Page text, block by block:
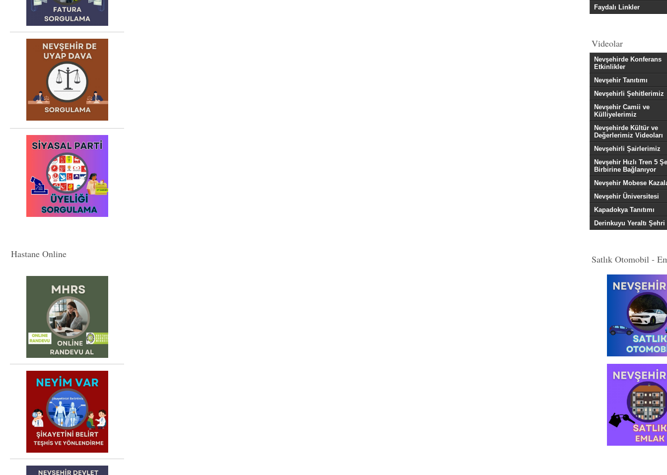
Hastane Online
Faydalı Linkler
Videolar
Nevşehirde Konferans
Etkinlikler
Nevşehir Tanıtımı
Nevşehirli Şehitlerimiz
Nevşehir Camii ve
Külliyelerimiz
Nevşehirde Kültür ve
Değerlerimiz Videoları
Nevşehirli Şairlerimiz
Nevşehir Hızlı Tren 5
Birbirine Bağlanıyor
Nevşehir Mobese
Nevşehir Üniversitesi
Kapadokya Tanıtımı
Derinkuyu Yeraltı Şehri
Satlık Otomobil -